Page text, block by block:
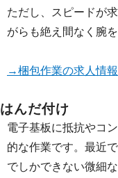
ただし、スピードが
がらも絶え間なく腕
→梱包作業の求人情
はんだ付け
電子基板に抵抗やコ
的な作業です。最近
でしかできない微細